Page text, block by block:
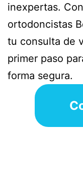
inexpertas.
ortodoncistas
tu consulta de
primer paso
forma segura.